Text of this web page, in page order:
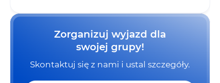
Zorganizuj wyjazd dla
swojej grupy!
Skontaktuj się z nami i ustal szczegóły.